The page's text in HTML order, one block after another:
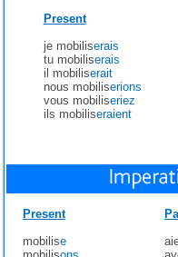
Present
je mobiliserais
tu mobiliserais
il mobiliserait
nous mobiliserions
vous mobiliseriez
ils mobiliseraient
Present
mobilise